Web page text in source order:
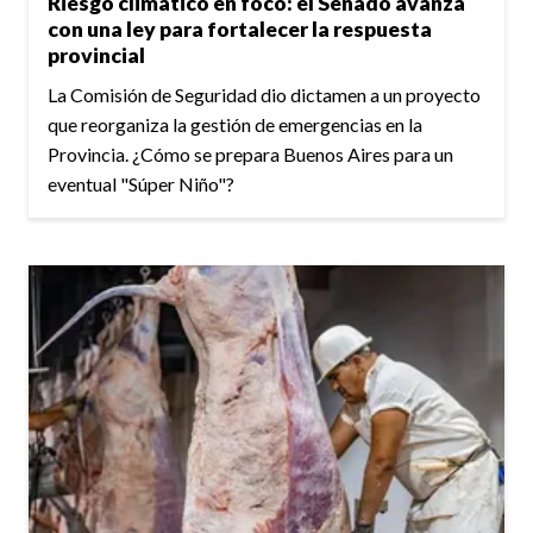
con una ley para fortalecer la respuesta
provincial
La Comisión de Seguridad dio dictamen a un proyecto
que reorganiza la gestión de emergencias en la
Provincia. ¿Cómo se prepara Buenos Aires para un
eventual "Súper Niño"?